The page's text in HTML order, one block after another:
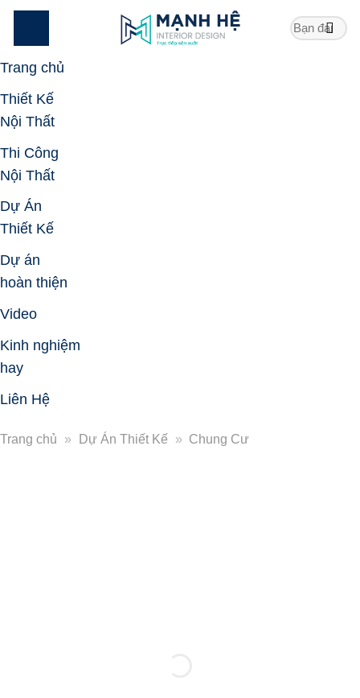
Skip
Trang chủ
Thiết Kế
Nội Thất
Thi Công
Nội Thất
Dự Án
Thiết Kế
Dự án
hoàn thiện
Video
Kinh nghiệm
hay
Liên Hệ
Trang chủ » Dự Án Thiết Kế » Chung Cư